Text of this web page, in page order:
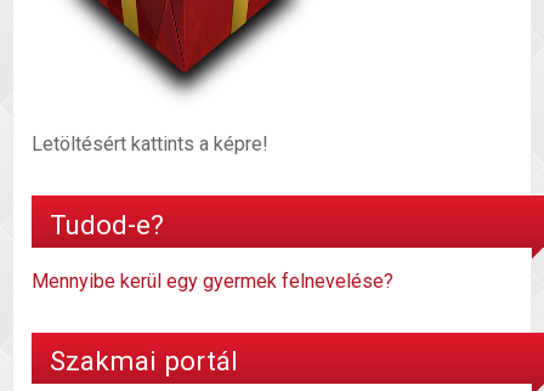
Letöltésért kattints a képre!
Tudod-e?
Mennyibe kerül egy gyermek felnevelése?
Szakmai portál